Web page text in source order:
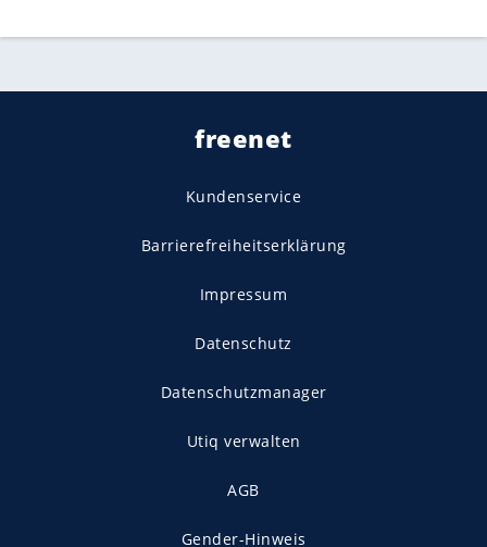
freenet
Kundenservice
Barrierefreiheitserklärung
Impressum
Datenschutz
Datenschutzmanager
Utiq verwalten
AGB
Gender-Hinweis